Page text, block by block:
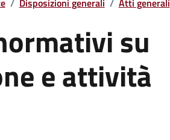
/ Disposizioni generali / Atti generali
su
e attività